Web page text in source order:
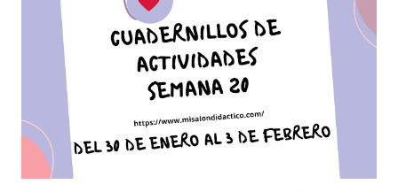
el mismo nivel, por lo cual debemos estar atentos a que la
ejecución de estas actividades en conjunto con los vídeos que
se proporcionan se realicen en tiempo y forma para no perder la
secuencia de cada una. Expresamos nuestro más sincero
agradecimiento a los autores de tan estupendo material que sin
duda alguna les será de gran ayud...